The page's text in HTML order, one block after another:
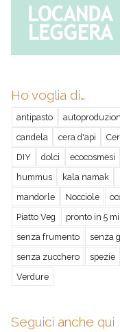
Ho voglia di…
antipasto
candela
cera d'api
DIY
dolci ecocosmesi
hummus
kala namak
mandorle
Nocciole
Piatto Veg
pronto in 5
senza frumento
senza
senza zucchero
spezie
Verdure
Seguici anche qui